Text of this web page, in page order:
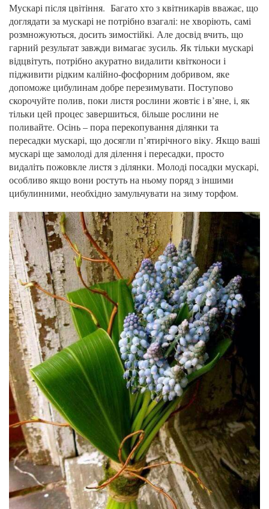
Мускарі після цвітіння. Багато хто з квітникарів вважає, що
доглядати за мускарі не потрібно взагалі: не хворіють, самі
розмножуються, досить зимостійкі. Але досвід вчить, що
гарний результат завжди вимагає зусиль. Як тільки мускарі
відцвітуть, потрібно акуратно видалити квітконоси і
підживити рідким калійно-фосфорним добривом, яке
допоможе цибулинам добре перезимувати. Поступово
скорочуйте полив, поки листя рослини жовтіє і в’яне, і, як
тільки цей процес завершиться, більше рослини не
поливайте. Осінь – пора перекопування ділянки та
пересадки мускарі, що досягли п’ятирічного віку. Якщо ваші
мускарі ще замолоді для ділення і пересадки, просто
видаліть пожовкле листя з ділянки. Молоді посадки мускарі,
особливо якщо вони ростуть на ньому поряд з іншими
цибулинними, необхідно замульчувати на зиму торфом.